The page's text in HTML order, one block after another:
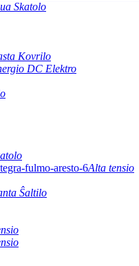
Skatolo
Kovrilo
DC Elektro
Alta tensio
Ŝaltilo